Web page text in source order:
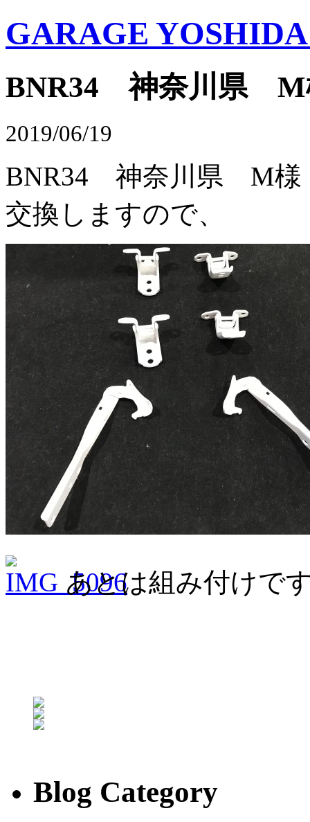
GARAGE
BNR34 神奈川県
2019/06/19
BNR34 神奈川県 M様
交換しますので、
あとは組み付けで
Blog Category